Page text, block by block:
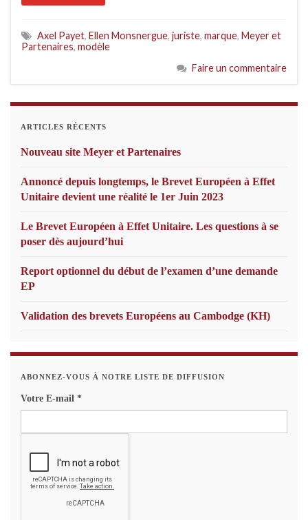
Axel Payet, Ellen Monsnergue, juriste, marque, Meyer et
Partenaires, modèle
Faire un commentaire
ARTICLES RÉCENTS
Nouveau site Meyer et Partenaires
Annoncé depuis longtemps, le Brevet Européen à Effet
Unitaire devient une réalité le 1er Juin 2023
Le Brevet Européen à Effet Unitaire. Les questions à se
poser dès aujourd’hui
Report optionnel du début de l’examen d’une demande
EP
Validation des brevets Européens au Cambodge (KH)
ABONNEZ-VOUS À NOTRE LISTE DE DIFFUSION
Votre E-mail *